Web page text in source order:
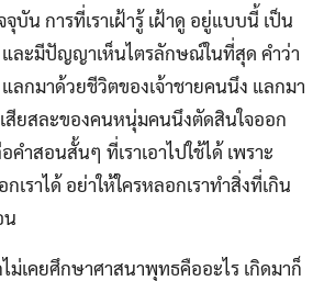
บัน การที่เราเฝ้ารู้ เฝ้าดู อยู่แบบนี้ เป็น
และมีปัญญาเห็นไตรลักษณ์ในที่สุด คำว่า
แลกมาด้วยชีวิตของเจ้าชายคนนึง แลกมา
สียสละของคนหนุ่มคนนึงตัดสินใจออก
คำสอนสั้นๆ ที่เราเอาไปใช้ได้ เพราะ
เราได้ อย่าให้ใครหลอกเราทำสิ่งที่เกิน
น
ม่เคยศึกษาศาสนาพุทธคืออะไร เกิดมาก็